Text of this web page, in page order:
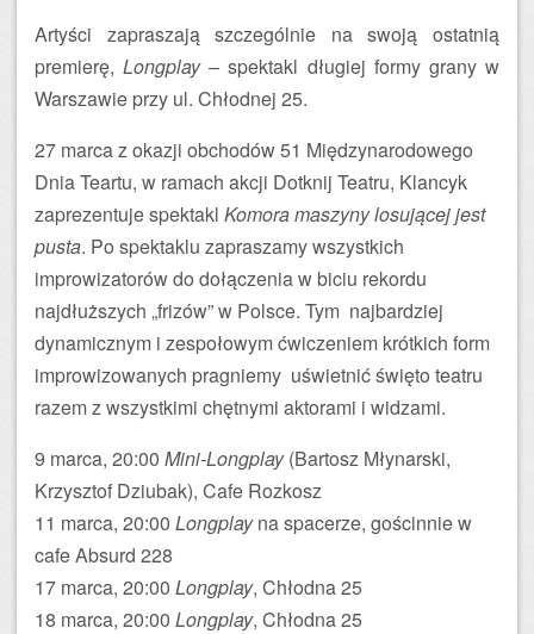
Artyści zapraszają szczególnie na swoją ostatnią
premierę,Longplay– spektakl długiej formy grany w
Warszawie przy ul. Chłodnej 25.
27 marca z okazji obchodów 51 Międzynarodowego
Dnia Teartu, w ramach akcji Dotknij Teatru, Klancyk
zaprezentuje spektakl Komora maszyny losującej jest
pusta. Po spektaklu zapraszamy wszystkich
improwizatorów do dołączenia w biciu rekordu
najdłuższych „frizów” w Polsce. Tym najbardziej
dynamicznym i zespołowym ćwiczeniem krótkich form
improwizowanych pragniemy uświetnić święto teatru
razem z wszystkimi chętnymi aktorami i widzami.
9 marca, 20:00 Mini-Longplay(Bartosz Młynarski,
Krzysztof Dziubak), Cafe Rozkosz
11 marca, 20:00 Longplayna spacerze, gościnnie w
cafe Absurd 228
17 marca, 20:00 Longplay, Chłodna 25
18 marca, 20:00 Longplay, Chłodna 25